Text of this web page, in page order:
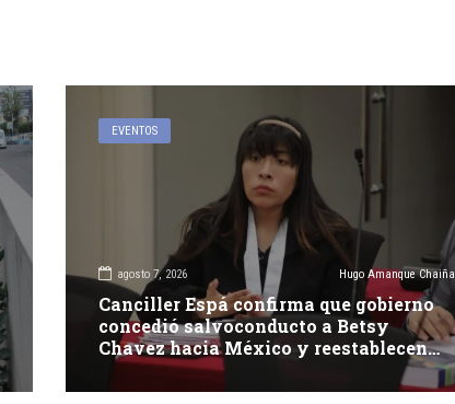
EVENTOS
agosto 7, 2026 Hugo Amanque Chaiña
Canciller Espá confirma que gobierno
concedió salvoconducto a Betsy
Chavez hacia México y reestablecen
relaciones con dicho país